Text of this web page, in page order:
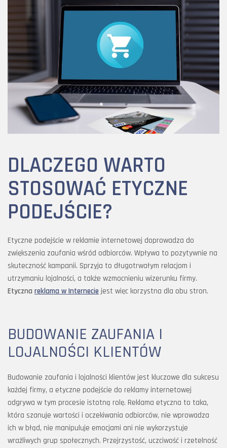
DLACZEGO WARTO
STOSOWAĆ ETYCZNE
PODEJŚCIE?
Etyczne podejście w reklamie internetowej doprowadza do
zwiększenia zaufania wśród odbiorców. Wpływa to pozytywnie na
skuteczność kampanii. Sprzyja to długotrwałym relacjom i
utrzymaniu lojalności, a także wzmocnieniu wizerunku firmy.
Etyczna reklama w Internecie jest więc korzystna dla obu stron.
BUDOWANIE ZAUFANIA I
LOJALNOŚCI KLIENTÓW
Budowanie zaufania i lojalności klientów jest kluczowe dla sukcesu
każdej firmy, a etyczne podejście do reklamy internetowej
odgrywa w tym procesie istotną rolę. Reklama etyczna to taka,
która szanuje wartości i oczekiwania odbiorców, nie wprowadza
ich w błąd, nie manipuluje emocjami ani nie wykorzystuje
wrażliwych grup społecznych. Przejrzystość, uczciwość i rzetelność